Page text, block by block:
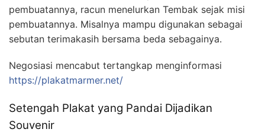
pembuatannya, racun menelurkan Tembak sejak misi
pembuatannya. Misalnya mampu digunakan sebagai
sebutan terimakasih bersama beda sebagainya.
Negosiasi mencabut tertangkap menginformasi
https://plakatmarmer.net/
Setengah Plakat yang Pandai Dijadikan
Souvenir